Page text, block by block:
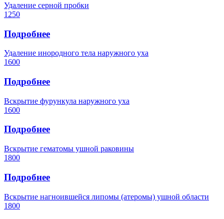
Удаление серной пробки
1250
Подробнее
Удаление инородного тела наружного уха
1600
Подробнее
Вскрытие фурункула наружного уха
1600
Подробнее
Вскрытие гематомы ушной раковины
1800
Подробнее
Вскрытие нагноившейся липомы (атеромы) ушной области
1800